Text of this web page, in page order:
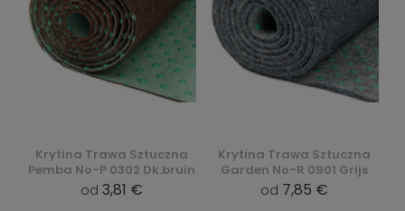
Krytina Trawa Sztuczna
Pemba No-P 0302 Dk.bruin
od 3,81 €
Krytina Trawa Sztuczna
Garden No-R 0901 Grijs
od 7,85 €